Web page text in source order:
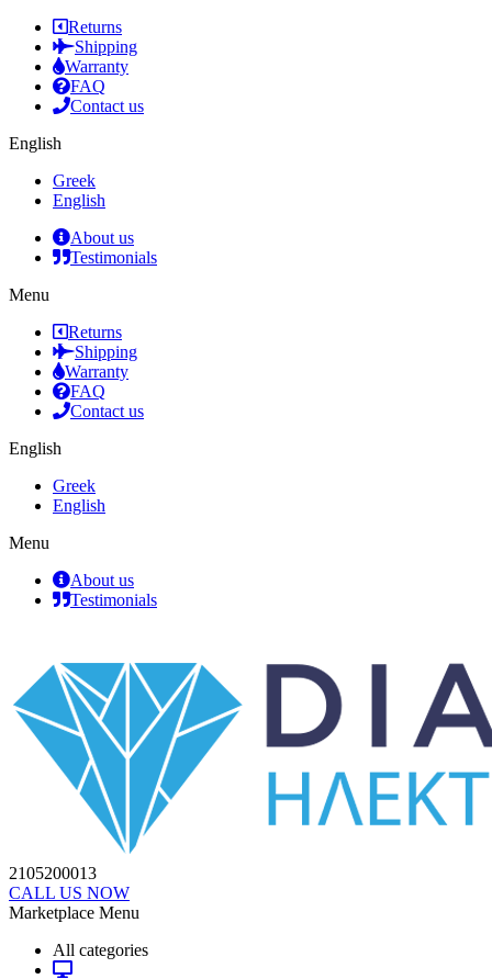
Returns
Shipping
Warranty
FAQ
Contact us
English
Greek
English
About us
Testimonials
Menu
Returns
Shipping
Warranty
FAQ
Contact us
English
Greek
English
Menu
About us
Testimonials
2105200013
CALL US NOW
Marketplace Menu
All categories